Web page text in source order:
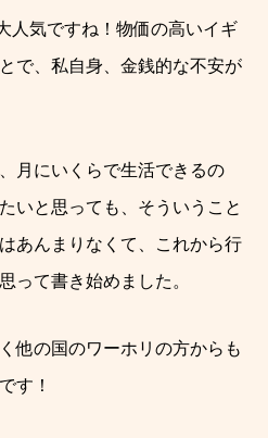
人気ですね！ 物価の高いイギ
で、私自身、金銭的な不安が
月にいくらで生活できるの
いと思っても、そういうこと
あんまりなくて、これから行
って書き始めました。
他の国のワーホリの方からも
す！